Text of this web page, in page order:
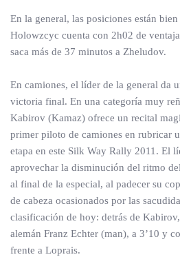
En la general, las posiciones están
Holowzcyc cuenta con 2h02 de
saca más de 37 minutos a Zheludov.
En camiones, el líder de la general da
victoria final. En una categoría muy
Kabirov (Kamaz) ofrece un recital
primer piloto de camiones en rubricar
etapa en este Silk Way Rally 2011. El
aprovechar la disminución del ritmo
al final de la especial, al padecer su
de cabeza ocasionados por las
clasificación de hoy: detrás de
alemán Franz Echter (man), a 3’10 y
frente a Loprais.